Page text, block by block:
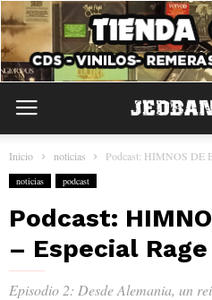
Inicio noticias Podcast: HIMNOS DE
noticias podcast
Podcast:
– Especial
Episodio 2: Desde Alemania, un